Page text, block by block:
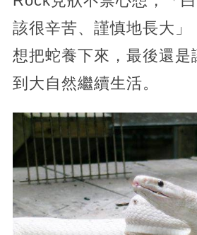
該很辛苦、謹慎地長大」
想把蛇養下來，最後還是
到大自然繼續生活。